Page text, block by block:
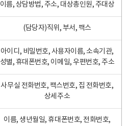
이름, 상담방법, 주소, 대상총인원, 주대상
(담당자)직위, 부서, 팩스
아이디, 비밀번호, 사용자이름, 소속기관,
성별, 휴대폰번호, 이메일, 우편번호, 주소
사무실 전화번호, 팩스번호, 집 전화번호,
상세주소
이름, 생년월일, 휴대폰번호, 전화번호,